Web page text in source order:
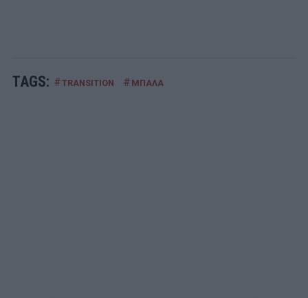
TAGS: #TRANSITION # ΜΠΑΛΑ